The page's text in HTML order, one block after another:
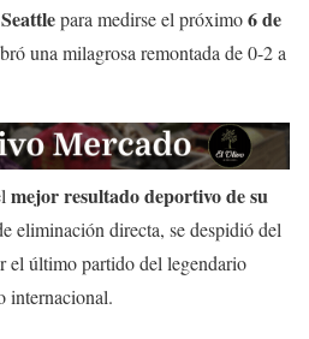
Seattlepara medirse el próximo6 de
una milagrosa remontada de 0-2 a
mejor resultado deportivo de su
eliminación directa, se despidió del
el último partido del legendario
internacional.